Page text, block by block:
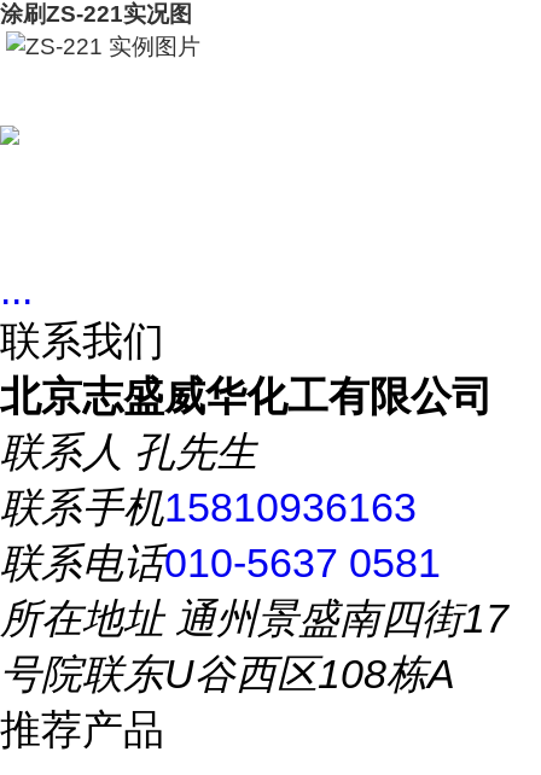
涂刷ZS-221实况图
...
联系我们
北京志盛威华化工有限公司
联系人 孔先生
联系手机15810936163
联系电话010-5637 0581
所在地址通州景盛南四街17
号院联东U谷西区108栋A
推荐产品